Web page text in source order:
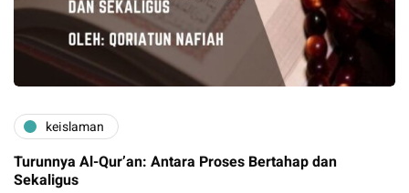
keislaman
Turunnya Al-Qur’an: Antara Proses Bertahap dan
Sekaligus